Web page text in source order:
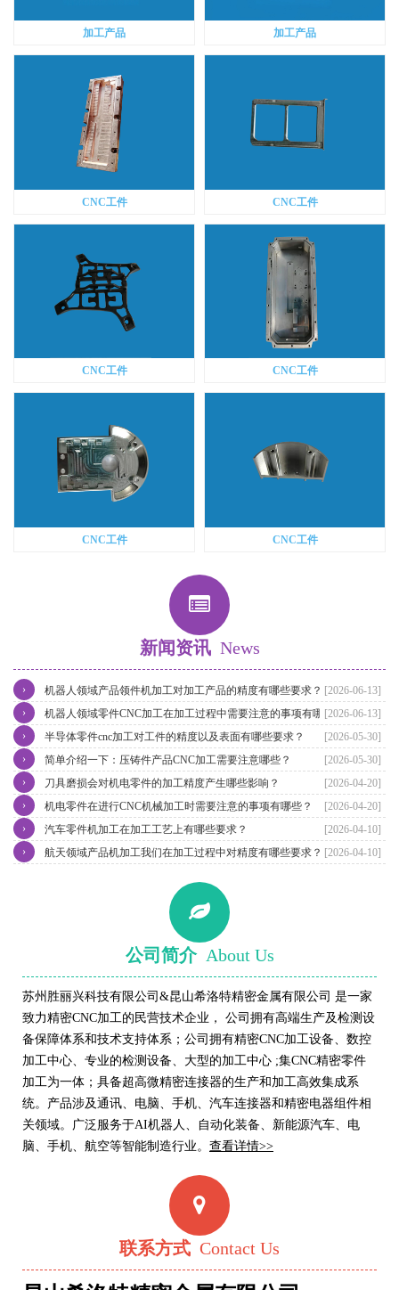
加工产品 加工产品
CNC工件 CNC工件
CNC工件 CNC工件
CNC工件 CNC工件
新闻资讯 News
[2026-06-13]
机器人领域产品领件机加工对加工产品的精度有哪些要求？
›
[2026-06-13]
机器人领域零件CNC加工在加工过程中需要注意的事项有哪些？
›
[2026-05-30]
半导体零件cnc加工对工件的精度以及表面有哪些要求？
›
[2026-05-30]
简单介绍一下：压铸件产品CNC加工需要注意哪些？
›
[2026-04-20]
刀具磨损会对机电零件的加工精度产生哪些影响？
›
[2026-04-20]
机电零件在进行CNC机械加工时需要注意的事项有哪些？
›
[2026-04-10]
汽车零件机加工在加工工艺上有哪些要求？
›
[2026-04-10]
航天领域产品机加工我们在加工过程中对精度有哪些要求？
›
公司简介 About Us
苏州胜丽兴科技有限公司&昆山希洛特精密金属有限公司 是一家
致力精密CNC加工的民营技术企业， 公司拥有高端生产及检测设
备保障体系和技术支持体系；公司拥有精密CNC加工设备、数控
加工中心、专业的检测设备、大型的加工中心 ;集CNC精密零件
加工为一体；具备超高微精密连接器的生产和加工高效集成系
统。产品涉及通讯、电脑、手机、汽车连接器和精密电器组件相
关领域。广泛服务于AI机器人
、自动化装备 新能源汽车、电
脑、手机、航空等智能制造行业。 查看详情>>
联系方式 Contact Us